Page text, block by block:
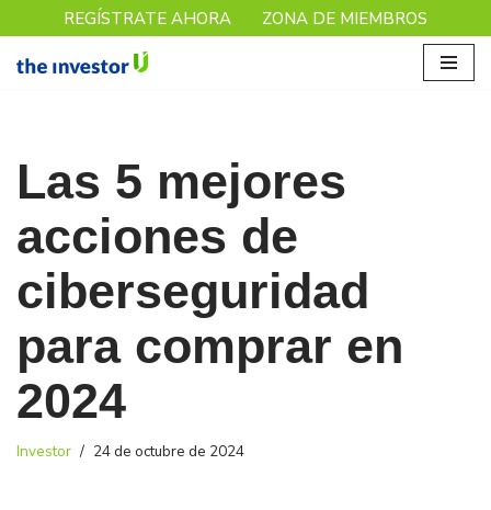
Saltar
REGÍSTRATE AHORA ZONA DE MIEMBROS
Las 5 mejores
acciones de
ciberseguridad
para comprar en
2024
Investor 24 de octubre de 2024